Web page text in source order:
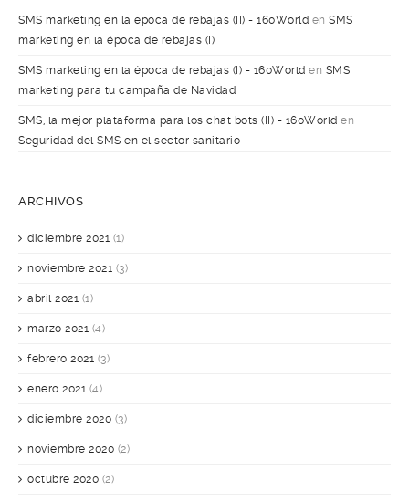
SMS marketing en la época de rebajas (II) - 160World en SMS
marketing en la época de rebajas (I)
SMS marketing en la época de rebajas (I) - 160World en SMS
marketing para tu campaña de Navidad
SMS, la mejor plataforma para los chat bots (II) - 160World en
Seguridad del SMS en el sector sanitario
ARCHIVOS
diciembre 2021 (1)
noviembre 2021 (3)
abril 2021 (1)
marzo 2021 (4)
febrero 2021 (3)
enero 2021 (4)
diciembre 2020 (3)
noviembre 2020 (2)
octubre 2020 (2)